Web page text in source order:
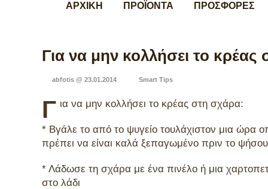
ΑΡΧΙΚΗ ΠΡΟΪΟΝΤΑ ΠΡΟΣΦΟΡΕΣ
Για να μην κολλήσει το
abfotis @ 23.01.2014 Smart Tips
Γ ια να μην κολλήσει το κρέας στη σχάρα:
* Βγάλε το από το ψυγείο τουλάχιστον μια ώρα
πρέπει να είναι καλά ξεπαγωμένο πριν το
* Λάδωσε τη σχάρα με ένα πινέλο ή μια
στο λάδι